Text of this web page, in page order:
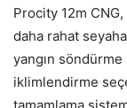
Procity 12m
daha rahat
yangın
iklimlendirme